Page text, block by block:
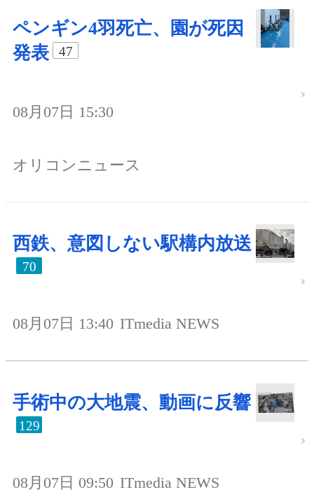
ペンギン4羽死亡、園が死因
発表
47
08月07日 15:30
オリコンニュース
西鉄、意図しない駅構内放送
70
08月07日 13:40 ITmedia NEWS
手術中の大地震、動画に反響
129
08月07日 09:50 ITmedia NEWS